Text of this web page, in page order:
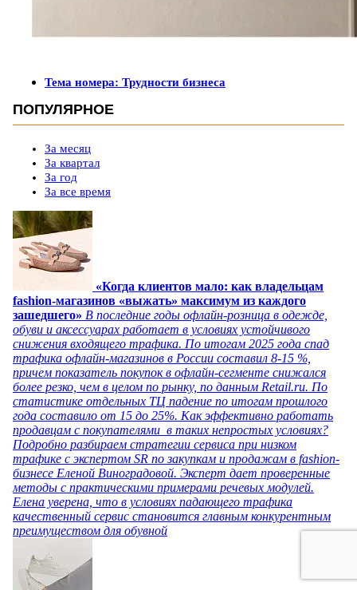
Тема номера: Трудности бизнеса
ПОПУЛЯРНОЕ
За месяц
За квартал
За год
За все время
«Когда клиентов мало: как владельцам
fashion-магазинов «выжать» максимум из каждого
зашедшего» В последние годы офлайн-розница в одежде,
обуви и аксессуарах работает в условиях устойчивого
снижения входящего трафика. По итогам 2025 года спад
трафика офлайн-магазинов в России составил 8-15 %,
причем показатель покупок в офлайн-сегменте снижался
более резко, чем в целом по рынку, по данным Retail.ru. По
статистике отдельных ТЦ падение по итогам прошлого
года составило от 15 до 25%. Как эффективно работать
продавцам с покупателями в таких непростых условиях?
Подробно разбираем стратегии сервиса при низком
трафике с экспертом SR по закупкам и продажам в fashion-
бизнесе Еленой Виноградовой. Эксперт дает проверенные
методы с практическими примерами речевых модулей.
Елена уверена, что в условиях падающего трафика
качественный сервис становится главным конкурентным
преимуществом для обувной